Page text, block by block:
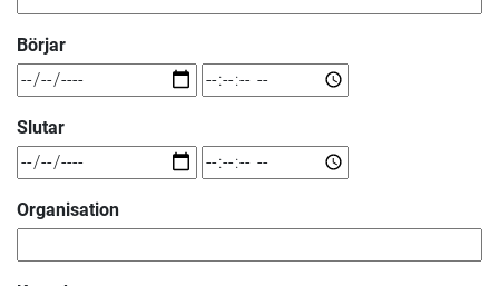
Börjar
Datum
Tid
Slutar
Datum
Tid
Organisation